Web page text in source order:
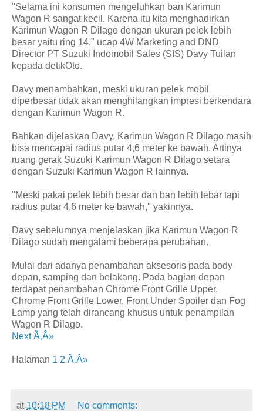
"Selama ini konsumen mengeluhkan ban Karimun
Wagon R sangat kecil. Karena itu kita menghadirkan
Karimun Wagon R Dilago dengan ukuran pelek lebih
besar yaitu ring 14," ucap 4W Marketing and DND
Director PT Suzuki Indomobil Sales (SIS) Davy Tuilan
kepada detikOto.
Davy menambahkan, meski ukuran pelek mobil
diperbesar tidak akan menghilangkan impresi berkendara
dengan Karimun Wagon R.
Bahkan dijelaskan Davy, Karimun Wagon R Dilago masih
bisa mencapai radius putar 4,6 meter ke bawah. Artinya
ruang gerak Suzuki Karimun Wagon R Dilago setara
dengan Suzuki Karimun Wagon R lainnya.
"Meski pakai pelek lebih besar dan ban lebih lebar tapi
radius putar 4,6 meter ke bawah," yakinnya.
Davy sebelumnya menjelaskan jika Karimun Wagon R
Dilago sudah mengalami beberapa perubahan.
Mulai dari adanya penambahan aksesoris pada body
depan, samping dan belakang. Pada bagian depan
terdapat penambahan Chrome Front Grille Upper,
Chrome Front Grille Lower, Front Under Spoiler dan Fog
Lamp yang telah dirancang khusus untuk penampilan
Wagon R Dilago.
Next Ã‚Â»
Halaman 1 2 Ã‚Â»
at 10:18 PM No comments: